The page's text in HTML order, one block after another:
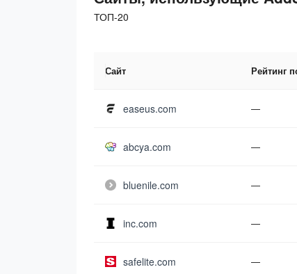
ТОП-20
Сайт Рейтинг
easeus.com —
abcya.com —
bluenile.com —
inc.com —
safelite.com —